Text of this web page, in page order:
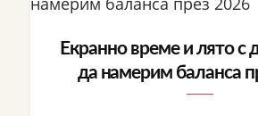
Екранно време и лято с
да намерим баланса